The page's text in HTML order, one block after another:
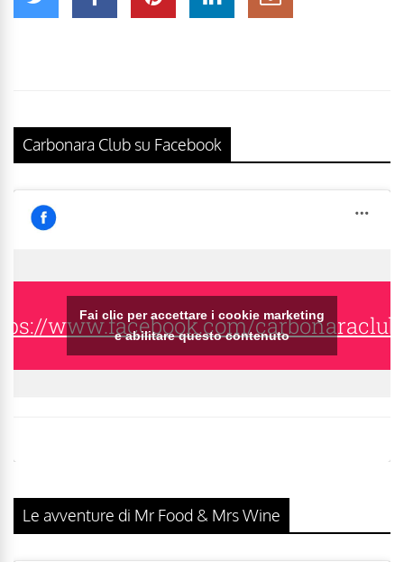
Carbonara Club su Facebook
www.facebook.com/
Fai clic per accettare i cookie marketing
e abilitare questo contenuto
Le avventure di Mr Food & Mrs Wine